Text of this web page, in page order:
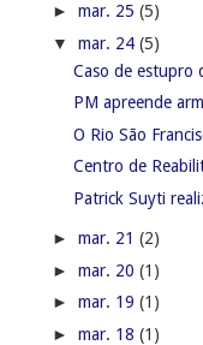
► mar. 25 (5)
▼ mar. 24 (5)
Caso de estupro
PM apreende
O Rio São
Centro de
Patrick Suyti
► mar. 21 (2)
► mar. 20 (1)
► mar. 19 (1)
► mar. 18 (1)